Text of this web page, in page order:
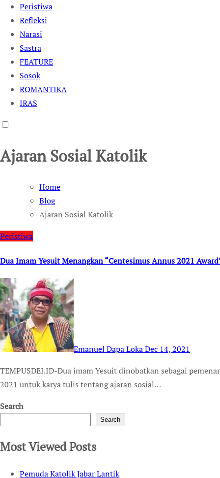
Peristiwa
Refleksi
Narasi
Sastra
FEATURE
Sosok
ROMANTIKA
IRAS
Ajaran Sosial Katolik
Home
Blog
Ajaran Sosial Katolik
Peristiwa
Dua Imam Yesuit Menangkan “Centesimus Annus 2021
Emanuel Dapa LokaDec 14, 2021
TEMPUSDEI.ID-Dua imam Yesuit dinobatkan sebagai pemenang penghargaan Yayasan Centesimus Annus edisi
2021 untuk karya tulis tentang ajaran sosial…
Search
Search
Most Viewed Posts
Pemuda Katolik Jabar Lantik